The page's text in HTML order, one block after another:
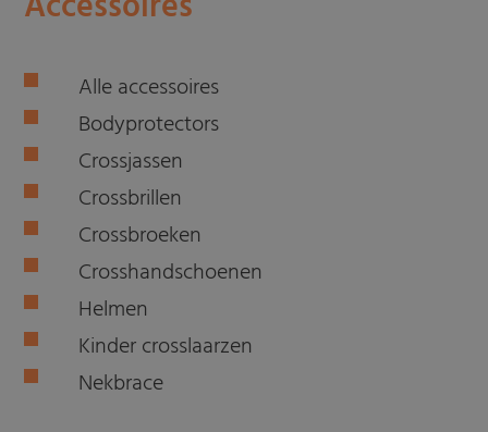
Alle accessoires
Bodyprotectors
Crossjassen
Crossbrillen
Crossbroeken
Crosshandschoenen
Helmen
Kinder crosslaarzen
Nekbrace